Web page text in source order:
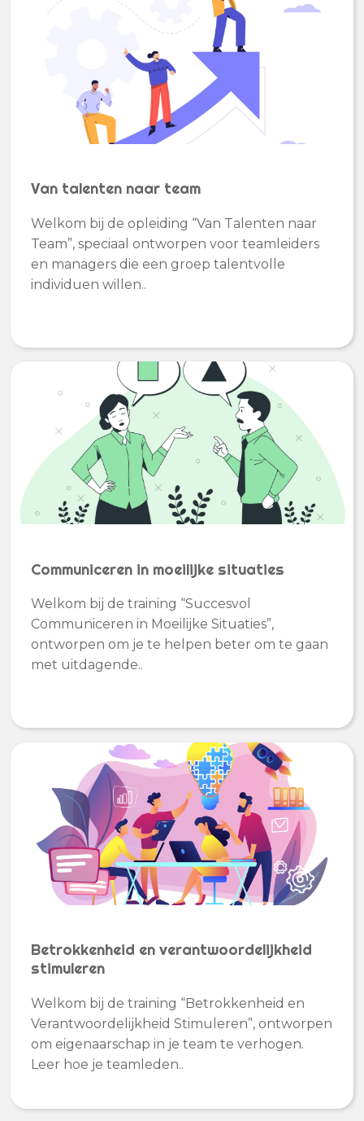
Van talenten naar team
Welkom bij de opleiding “Van Talenten naar
Team”, speciaal ontworpen voor teamleiders
en managers die een groep talentvolle
individuen willen..
Communiceren in moeilijke situaties
Welkom bij de training “Succesvol
Communiceren in Moeilijke Situaties”,
ontworpen om je te helpen beter om te gaan
met uitdagende..
Betrokkenheid en verantwoordelijkheid
stimuleren
Welkom bij de training “Betrokkenheid en
Verantwoordelijkheid Stimuleren”, ontworpen
om eigenaarschap in je team te verhogen.
Leer hoe je teamleden..